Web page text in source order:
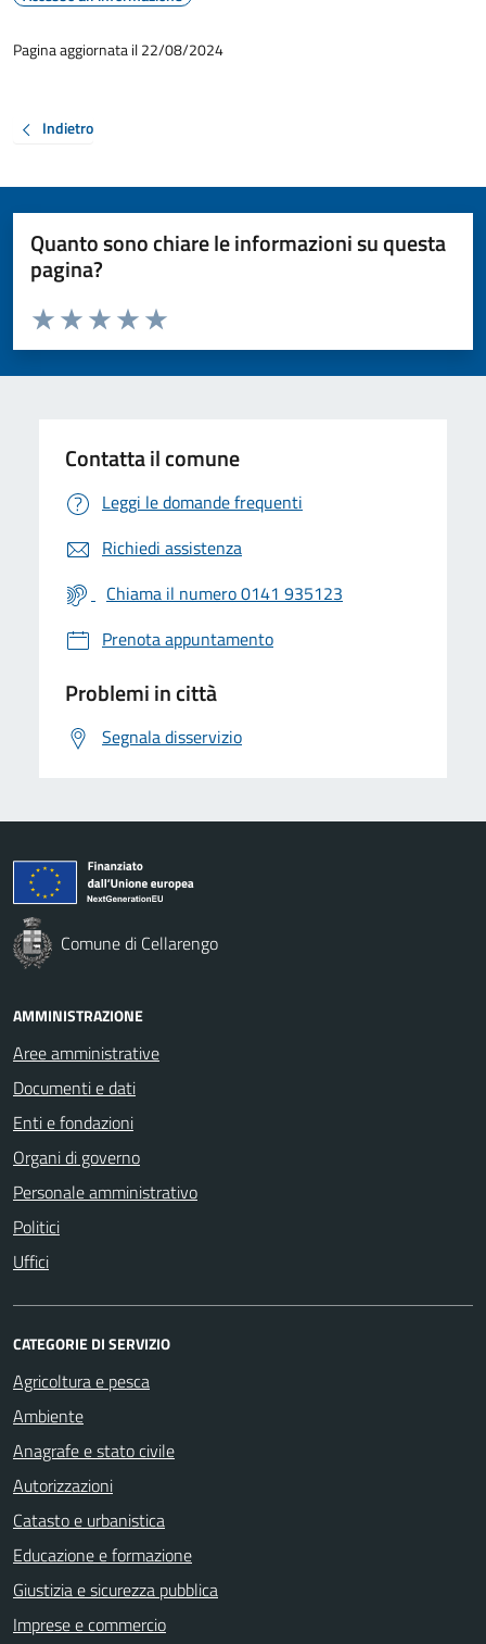
Pagina aggiornata il 22/08/2024
Indietro
Quanto sono chiare le informazioni su questa
pagina?
Valuta da 1 a 5 stelle la pagina
Valuta 5 stelle su 5
Valuta 4 stelle su 5
Valuta 3 stelle su 5
Valuta 2 stelle su 5
Valuta 1 stelle su 5
Contatta il comune
Leggi le domande frequenti
Richiedi assistenza
Chiama il numero 0141 935123
Prenota appuntamento
Problemi in città
Segnala disservizio
Comune di Cellarengo
AMMINISTRAZIONE
Aree amministrative
Documenti e dati
Enti e fondazioni
Organi di governo
Personale amministrativo
Politici
Uffici
CATEGORIE DI SERVIZIO
Agricoltura e pesca
Ambiente
Anagrafe e stato civile
Autorizzazioni
Catasto e urbanistica
Educazione e formazione
Giustizia e sicurezza pubblica
Imprese e commercio